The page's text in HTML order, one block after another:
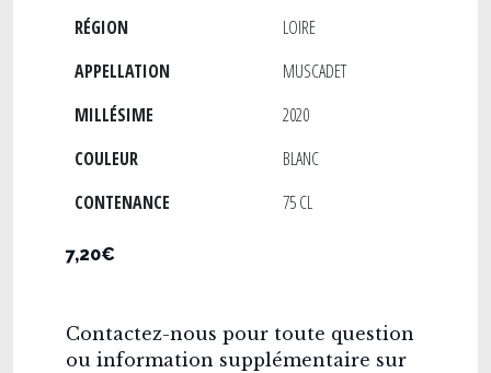
RÉGION
LOIRE
APPELLATION
MUSCADET
MILLÉSIME
2020
COULEUR
BLANC
CONTENANCE
75 CL
7,20€
Contactez-nous pour toute question
ou information supplémentaire sur